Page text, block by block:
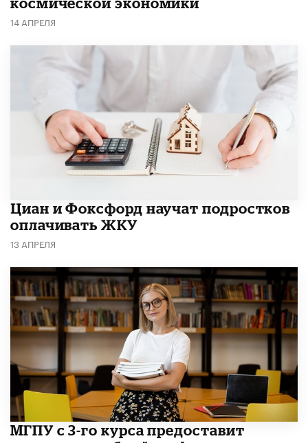
14 АПРЕЛЯ
Циан и Фоксфорд научат подростков
оплачивать ЖКУ
13 АПРЕЛЯ
МГПУ с 3-го курса предоставит